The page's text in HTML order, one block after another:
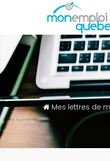
Mes lettres de